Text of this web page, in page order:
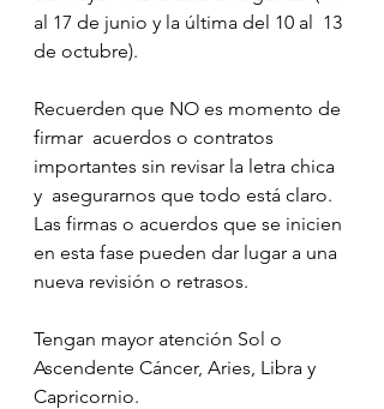
al 17 de junio y la última del 10 al  13
de octubre).
Recuerden que NO es momento de
firmar  acuerdos o contratos
importantes sin revisar la letra chica
y  asegurarnos que todo está claro.
Las firmas o acuerdos que se inicien
en esta fase pueden dar lugar a una
nueva revisión o retrasos.
Tengan mayor atención Sol o
Ascendente Cáncer, Aries, Libra y
Capricornio.